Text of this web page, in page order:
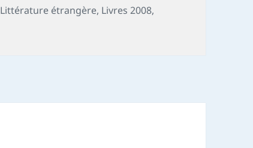
Littérature étrangère, Livres 2008,